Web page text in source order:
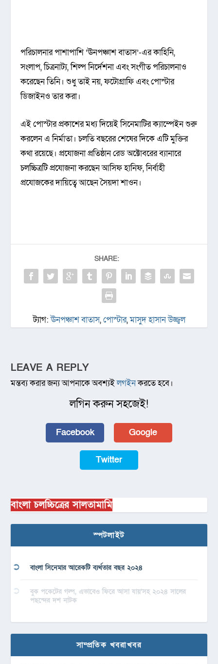
পরিচালনার পাশাপাশি ‘ঊনপঞ্চাশ বাতাস’-এর কাহিনি,
সংলাপ, চিত্রনাট্য, শিল্প নির্দেশনা এবং সংগীত পরিচালনাও
করেছেন তিনি। শুধু তাই নয়, ফটোগ্রাফি এবং পোস্টার
ডিজাইনও তার করা।
এই পোস্টার প্রকাশের মধ্য দিয়েই সিনেমাটির ক্যাম্পেইন শুরু
করলেন এ নির্মাতা। চলতি বছরের শেষের দিকে এটি মুক্তির
কথা রয়েছে। প্রযোজনা প্রতিষ্ঠান রেড অক্টোবরের ব্যানারে
চলচ্চিত্রটি প্রযোজনা করছেন আসিফ হানিফ, নির্বাহী
প্রযোজকের দায়িত্বে আছেন সৈয়দা শাওন।
SHARE:
ট্যাগ:ঊনপঞ্চাশ বাতাস,পোস্টার,মাসুদ হাসান উজ্জ্বল
LEAVE A REPLY
মন্তব্য করার জন্য আপনাকে অবশ্যইলগইনকরতে হবে।
লগিন করুন সহজেই!
Facebook Google
Twitter
বাংলা চলচ্চিত্রের সালতামামি
স্পটলাইট
বাংলা সিনেমার আরেকটি ব্যর্থতার বছর ২০২৪
বুক পকেটের গল্প, এভাবেও ফিরে আসা যায়’সহ ২০২৪ সালের
পছন্দের দশ নাটক
সাম্প্রতিক খবরাখবর